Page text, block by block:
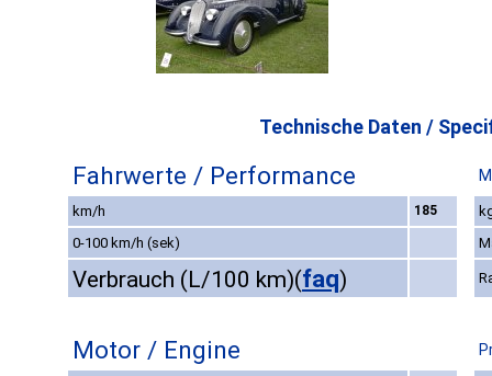
Technische Daten /
Fahrwerte / Performance
km/h 185
0-100 km/h (sek)
Verbrauch (L/100 km)(faq)
Motor / Engine